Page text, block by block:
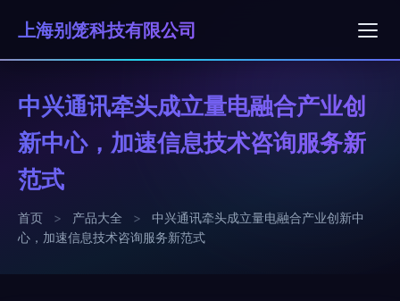
上海别笼科技有限公司
中兴通讯牵头成立量电融合产业创
新中心，加速信息技术咨询服务新
范式
首页 > 产品大全 >
中兴通讯牵头成立量电融合产业创新中
心，加速信息技术咨询服务新范式